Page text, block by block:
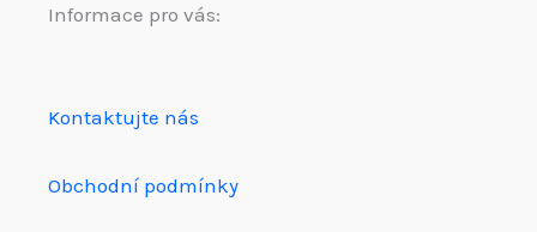
Informace pro vás:
Kontaktujte nás
Obchodní podmínky